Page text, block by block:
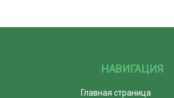
НАВИГАЦИЯ
Главная страница